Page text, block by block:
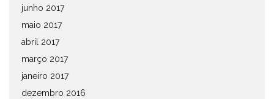
junho 2017
maio 2017
abril 2017
março 2017
janeiro 2017
dezembro 2016